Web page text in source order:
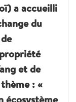
a accueilli
du
et de
: «
écosystème